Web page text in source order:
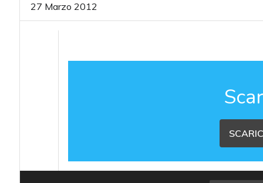
27 Marzo 2012